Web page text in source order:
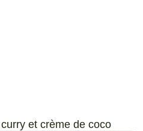
et crème de coco